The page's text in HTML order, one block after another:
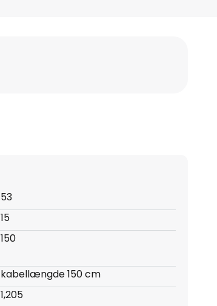
53
15
150
kabellængde 150 cm
1,205